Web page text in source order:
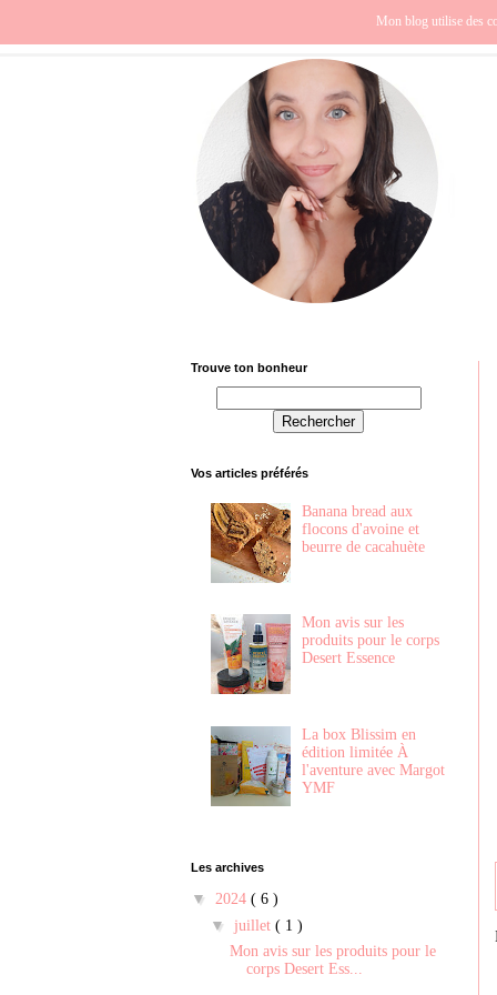
Europe
Trouve ton bonheur
Vos articles préférés
Banana bread aux
flocons d'avoine et
beurre de cacahuète
Mon avis sur les
produits pour le corps
Desert Essence
La box Blissim en
édition limitée À
l'aventure avec Margot
YMF
Les archives
▼ 2024 ( 6 )
▼ juillet ( 1 )
Mon avis sur les produits pour le
corps Desert Ess...
Mon blog utilise des